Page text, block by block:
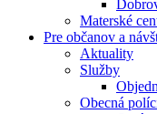
Materské
Pre občanov a
Aktuality
Služby
Obecná